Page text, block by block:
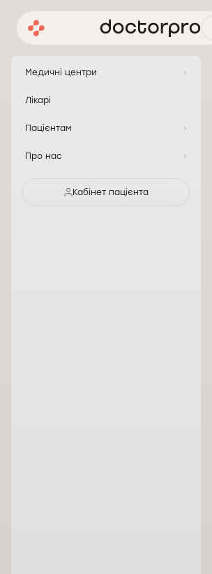
Медичні центри
Лікарі
Пацієнтам
Про нас
Кабінет пацієнта